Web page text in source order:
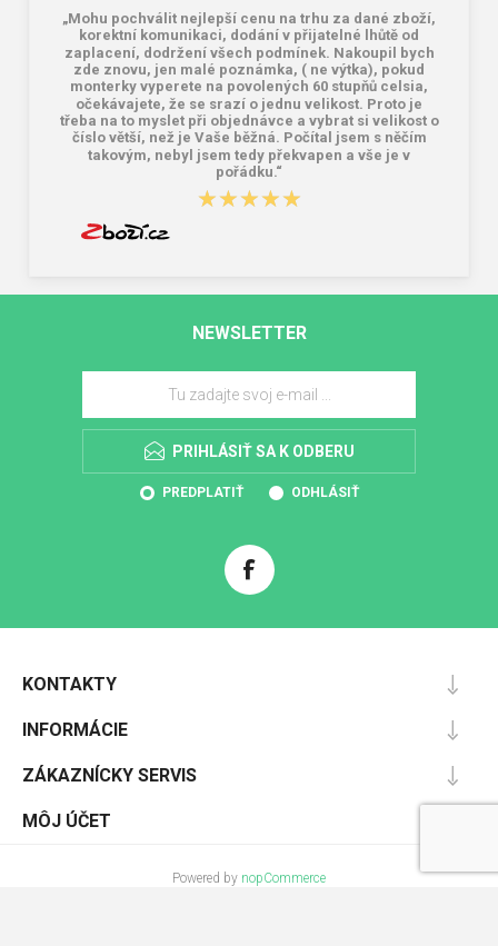
„Mohu pochválit nejlepší cenu na trhu za dané zboží,
korektní komunikaci, dodání v přijatelné lhůtě od
zaplacení, dodržení všech podmínek. Nakoupil bych
zde znovu, jen malé poznámka, ( ne výtka), pokud
monterky vyperete na povolených 60 stupňů celsia,
očekávajete, že se srazí o jednu velikost. Proto je
třeba na to myslet při objednávce a vybrat si velikost o
číslo větší, než je Vaše běžná. Počítal jsem s něčím
takovým, nebyl jsem tedy překvapen a vše je v
pořádku.“
★★★★★
★★★★★
NEWSLETTER
PRIHLÁSIŤ SA K ODBERU
PREDPLATIŤ ODHLÁSIŤ
KONTAKTY
INFORMÁCIE
ZÁKAZNÍCKY SERVIS
MÔJ ÚČET
Powered by nopCommerce